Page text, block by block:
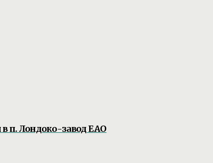
п. Лондоко-завод ЕАО